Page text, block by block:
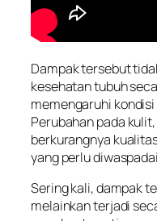
Dampak tersebut
kesehatan tubuh
memengaruhi
Perubahan pada
berkurangnya
yang perlu
Sering kali, dampak
melainkan terjadi